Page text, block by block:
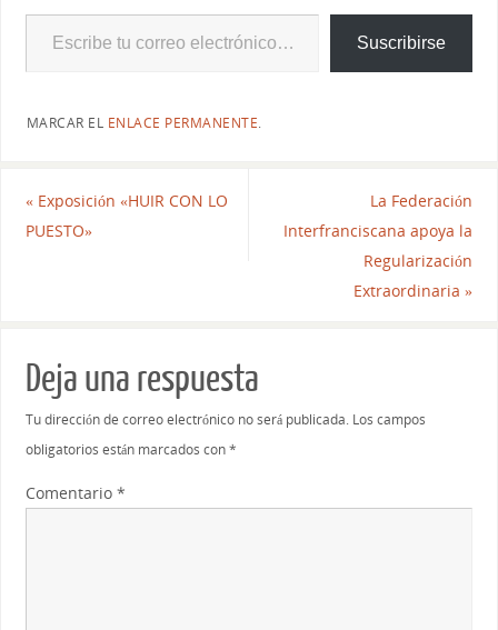
Suscribirse
MARCAR EL ENLACE PERMANENTE.
«Exposición «HUIR CON LO
PUESTO»
La Federación
Interfranciscana apoya la
Regularización
Extraordinaria»
Deja una respuesta
Tu dirección de correo electrónico no será publicada. Los campos
obligatorios están marcados con*
Comentario *